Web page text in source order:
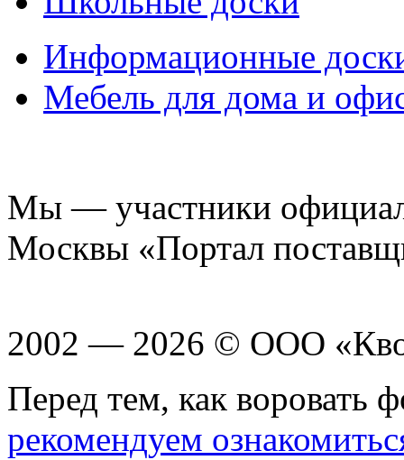
Информационные
Мебель для дома и
Мы — участники
Москвы «Портал
2002 — 2026 © ООО
Перед тем, как воровать
рекомендуем